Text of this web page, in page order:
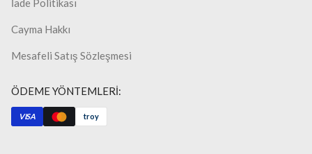
İade Politikası
Cayma Hakkı
Mesafeli Satış Sözleşmesi
ÖDEME YÖNTEMLERİ:
VISA troy